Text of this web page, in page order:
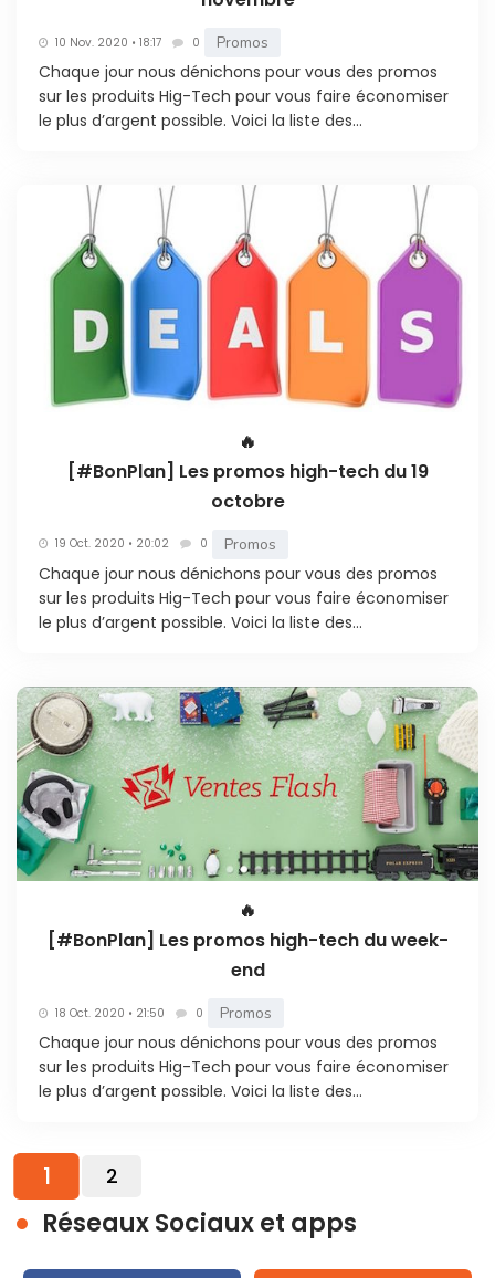
10 Nov. 2020 • 18:17 0 Promos
Chaque jour nous dénichons pour vous des promos
sur les produits Hig-Tech pour vous faire économiser
le plus d’argent possible. Voici la liste des...
🔥
[#BonPlan] Les promos high-tech du 19
octobre
19 Oct. 2020 • 20:02 0 Promos
Chaque jour nous dénichons pour vous des promos
sur les produits Hig-Tech pour vous faire économiser
le plus d’argent possible. Voici la liste des...
🔥
[#BonPlan] Les promos high-tech du week-
end
18 Oct. 2020 • 21:50 0 Promos
Chaque jour nous dénichons pour vous des promos
sur les produits Hig-Tech pour vous faire économiser
le plus d’argent possible. Voici la liste des...
1 2
Réseaux Sociaux et apps